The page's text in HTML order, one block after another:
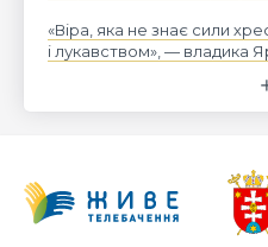
«Віра, яка не знає сили
і лукавством», — владика